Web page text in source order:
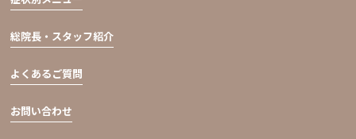
総院長・スタッフ紹介
よくあるご質問
お問い合わせ